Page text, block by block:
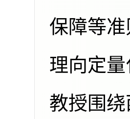
保障等
理向定
教授围